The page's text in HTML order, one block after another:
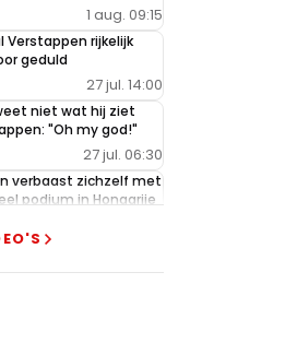
1 aug. 09:15
Verstappen rijkelijk
geduld
27 jul. 14:00
niet wat hij ziet
"Oh my god!"
27 jul. 06:30
verbaast zichzelf met
podium in Hongarije
zet
opzij met